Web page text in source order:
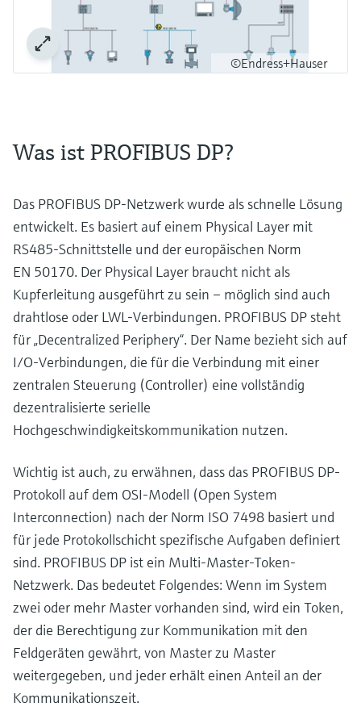
©Endress+Hauser
Was ist PROFIBUS DP?
Das PROFIBUS DP-Netzwerk wurde als schnelle Lösung
entwickelt. Es basiert auf einem Physical Layer mit
RS485-Schnittstelle und der europäischen Norm
EN 50170. Der Physical Layer braucht nicht als
Kupferleitung ausgeführt zu sein – möglich sind auch
drahtlose oder LWL-Verbindungen. PROFIBUS DP steht
für „Decentralized Periphery“. Der Name bezieht sich auf
I/O-Verbindungen, die für die Verbindung mit einer
zentralen Steuerung (Controller) eine vollständig
dezentralisierte serielle
Hochgeschwindigkeitskommunikation nutzen.
Wichtig ist auch, zu erwähnen, dass das PROFIBUS DP-
Protokoll auf dem OSI-Modell (Open System
Interconnection) nach der Norm ISO 7498 basiert und
für jede Protokollschicht spezifische Aufgaben definiert
sind. PROFIBUS DP ist ein Multi-Master-Token-
Netzwerk. Das bedeutet Folgendes: Wenn im System
zwei oder mehr Master vorhanden sind, wird ein Token,
der die Berechtigung zur Kommunikation mit den
Feldgeräten gewährt, von Master zu Master
weitergegeben, und jeder erhält einen Anteil an der
Kommunikationszeit.